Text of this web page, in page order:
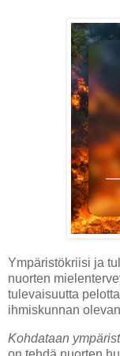
Ympäristökriisi ja
nuorten
tulevaisuutta
ihmiskunnan
Kohdataan